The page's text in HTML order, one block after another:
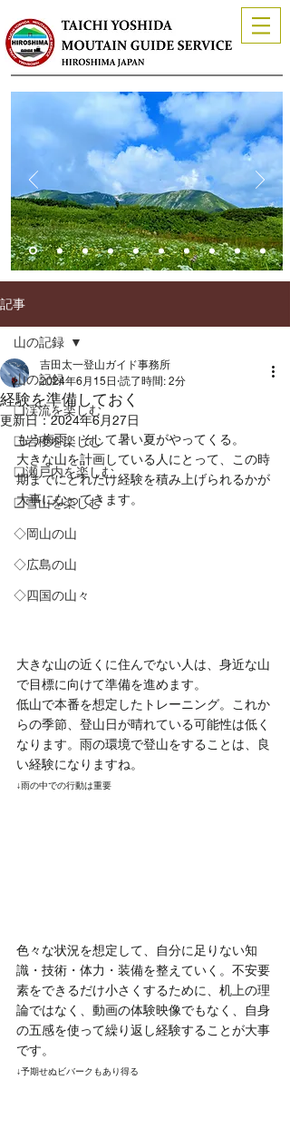
記事
山の記録
❏渓流を楽しむ
❑岩稜を楽しむ
❏瀬戸内を楽しむ
❑雪山を楽しむ
◇岡山の山
◇広島の山
◇四国の山々
山の記録
経験を準備しておく
吉田太一登山ガイド事務所
2024年6月15日 読了時間: 2分
更新日：2024年6月27日
もう梅雨。そして暑い夏がやってくる。
大きな山を計画している人にとって、この時
期までにどれだけ経験を積み上げられるかが
大事になってきます。
大きな山の近くに住んでない人は、身近な山
で目標に向けて準備を進めます。
低山で本番を想定したトレーニング。これか
らの季節、登山日が晴れている可能性は低く
なります。雨の環境で登山をすることは、良
い経験になりますね。
↓雨の中での行動は重要
色々な状況を想定して、自分に足りない知
識・技術・体力・装備を整えていく。不安要
素をできるだけ小さくするために、机上の理
論ではなく、動画の体験映像でもなく、自身
の五感を使って繰り返し経験することが大事
です。
↓予期せぬビバークもあり得る